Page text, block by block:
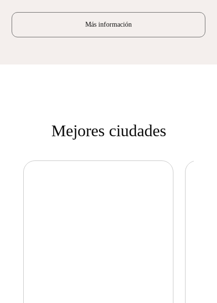
Más información
Mejores ciudades